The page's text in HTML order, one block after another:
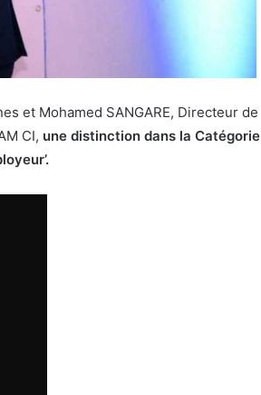
et Mohamed SANGARE, Directeur de
CI, une distinction dans la Catégorie